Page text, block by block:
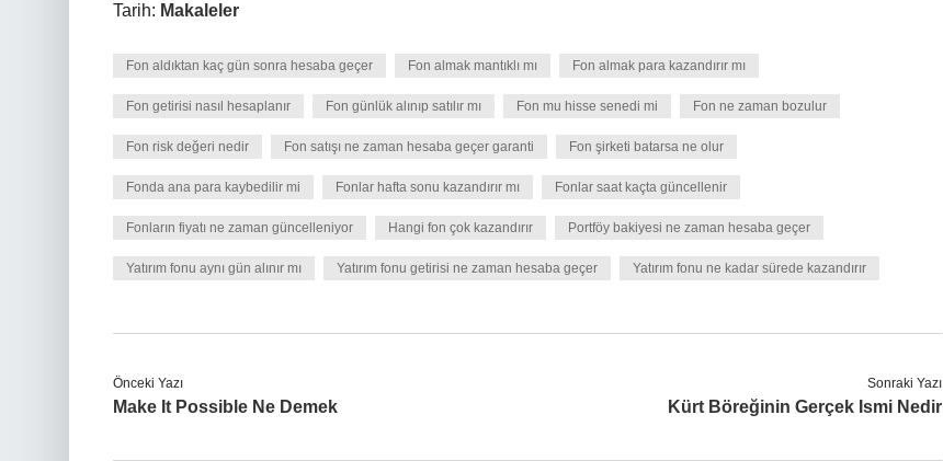
Tarih: Makaleler
Fon aldıktan kaç gün sonra hesaba geçer Fon almak mantıklı mı Fon almak para kazandırır mı
Fon getirisi nasıl hesaplanır Fon günlük alınıp satılır mı Fon mu hisse senedi mi Fon ne zaman bozulur
Fon risk değeri nedir Fon satışı ne zaman hesaba geçer garanti Fon şirketi batarsa ne olur
Fonda ana para kaybedilir mi Fonlar hafta sonu kazandırır mı Fonlar saat kaçta güncellenir
Fonların fiyatı ne zaman güncelleniyor Hangi fon çok kazandırır Portföy bakiyesi ne zaman hesaba geçer
Yatırım fonu aynı gün alınır mı Yatırım fonu getirisi ne zaman hesaba geçer Yatırım fonu ne kadar sürede kazandırır
Önceki Yazı
Make It Possible Ne Demek
Sonraki Yazı
Kürt Böreğinin Gerçek Ismi Nedir